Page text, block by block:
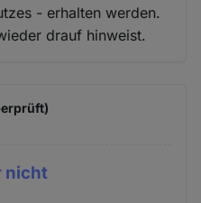
- erhalten werden.
drauf hinweist.
nicht